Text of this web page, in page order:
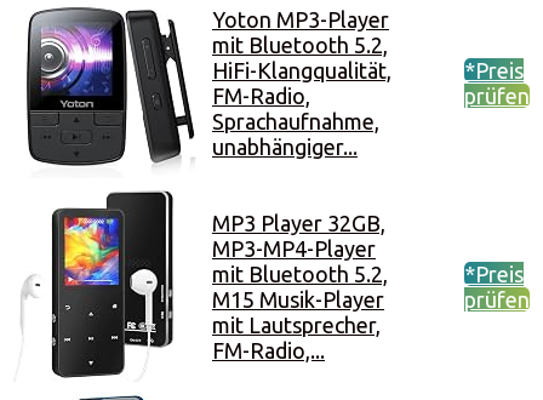
Yoton MP3-Player
mit Bluetooth 5.2,
HiFi-Klangqualität,
FM-Radio,
Sprachaufnahme,
unabhängiger...
*Preis
prüfen
MP3 Player 32GB,
MP3-MP4-Player
mit Bluetooth 5.2,
M15 Musik-Player
mit Lautsprecher,
FM-Radio,...
*Preis
prüfen